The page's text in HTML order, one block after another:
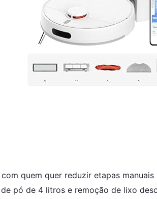
quem quer reduzir etapas
pó de 4 litros e remoção de lixo